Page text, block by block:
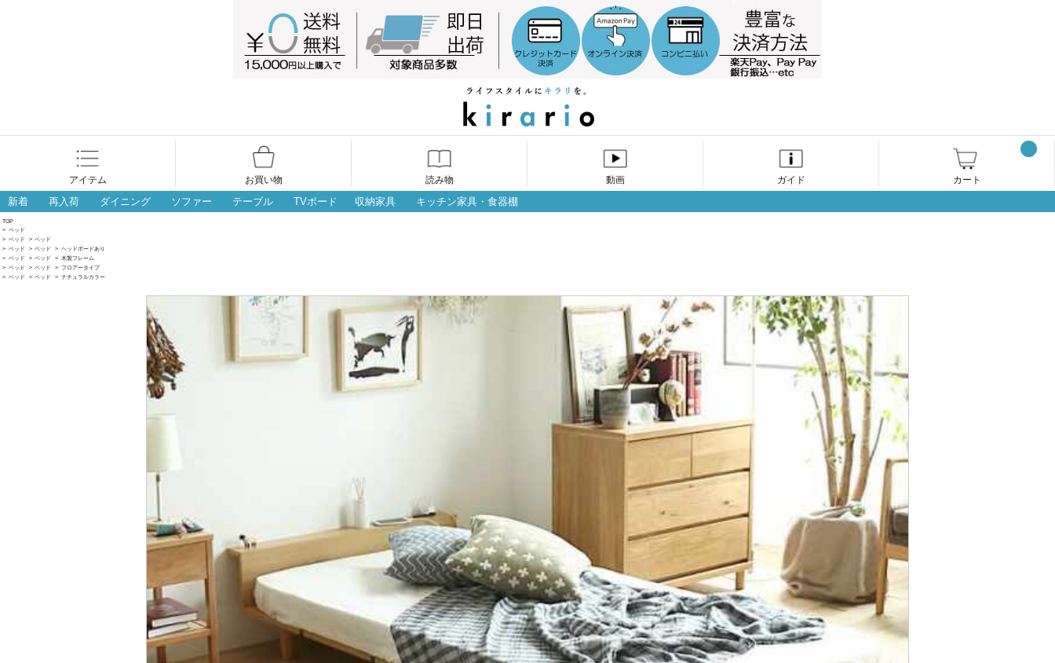
アイテム お買い物 読み物 動画 ガイド カート
新着 再入荷 ダイニング ソファー テーブル TVボード 収納家具 キッチン家具・食器棚
TOP
> ベッド
> ベッド > ベッド
> ベッド > ベッド > ヘッドボードあり
> ベッド > ベッド > 木製フレーム
> ベッド > ベッド > フロアータイプ
> ベッド > ベッド > ナチュラルカラー